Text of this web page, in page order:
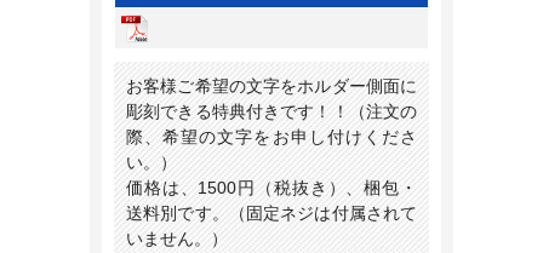
お客様ご希望の文字をホルダー側面に
彫刻できる特典付きです！！（注文の
際、希望の文字をお申し付けくださ
い。）
価格は、1500円（税抜き）、梱包・
送料別です。（固定ネジは付属されて
いません。）